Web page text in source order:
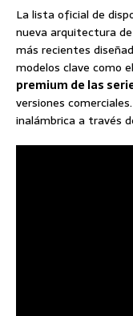
La lista oficial de
nueva arquitectura
más recientes
modelos clave como el
premium de las
versiones
inalámbrica a través